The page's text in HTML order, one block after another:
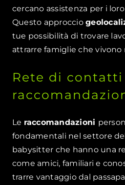
cercano assistenza per i
Questo approccio
tue possibilità di trovare
attrarre famiglie che vivono
Rete di contatti
Le raccomandazioni
fondamentali nel settore
babysitter che hanno una
come amici, familiari e
trarre vantaggio dal